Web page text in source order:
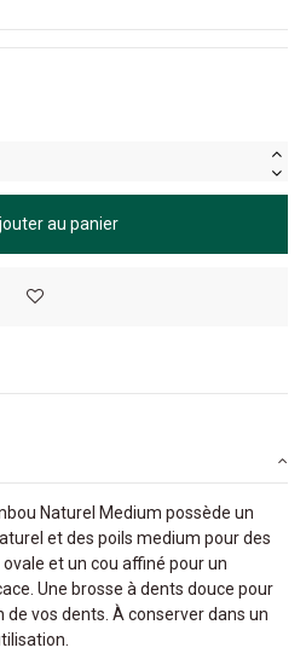
au panier
Naturel Medium possède un
et des poils medium pour des
et un cou affiné pour un
Une brosse à dents douce pour
de vos dents. À conserver dans un